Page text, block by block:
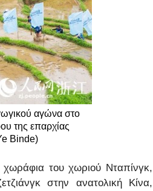
αγώνα στο
της επαρχίας
Binde)
του χωριού Νταπίνγκ,
στην ανατολική Κίνα,